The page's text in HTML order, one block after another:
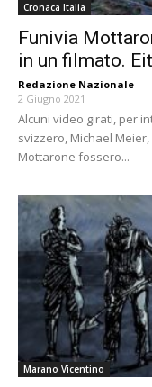
Cronaca Italia
Funivia
in un filmato.
Redazione Nazionale -
2 Giugno 2021
Alcuni video girati, per
svizzero, Michael
Mottarone fossero...
Marano Vicentino